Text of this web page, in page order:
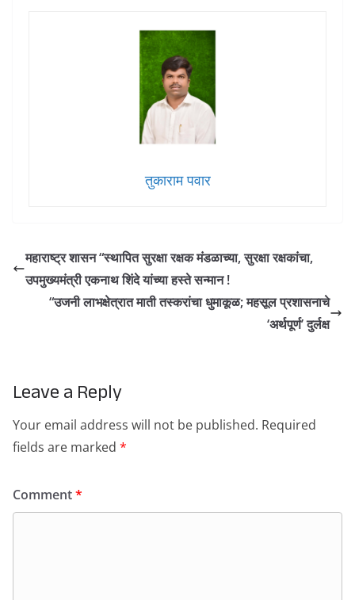
तुकाराम पवार
महाराष्ट्र शासन “स्थापित सुरक्षा रक्षक मंडळाच्या, सुरक्षा रक्षकांचा,
उपमुख्यमंत्री एकनाथ शिंदे यांच्या हस्ते सन्मान !
“उजनी लाभक्षेत्रात माती तस्करांचा धुमाकूळ; महसूल प्रशासनाचे
‘अर्थपूर्ण’ दुर्लक्ष
Leave a Reply
Your email address will not be published. Required
fields are marked *
Comment*